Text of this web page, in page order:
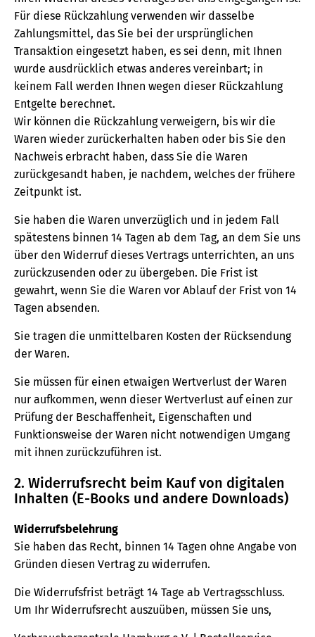
Für diese Rückzahlung verwenden wir dasselbe
Zahlungsmittel, das Sie bei der ursprünglichen
Transaktion eingesetzt haben, es sei denn, mit Ihnen
wurde ausdrücklich etwas anderes vereinbart; in
keinem Fall werden Ihnen wegen dieser Rückzahlung
Entgelte berechnet.
Wir können die Rückzahlung verweigern, bis wir die
Waren wieder zurückerhalten haben oder bis Sie den
Nachweis erbracht haben, dass Sie die Waren
zurückgesandt haben, je nachdem, welches der frühere
Zeitpunkt ist.
Sie haben die Waren unverzüglich und in jedem Fall
spätestens binnen 14 Tagen ab dem Tag, an dem Sie uns
über den Widerruf dieses Vertrags unterrichten, an uns
zurückzusenden oder zu übergeben. Die Frist ist
gewahrt, wenn Sie die Waren vor Ablauf der Frist von 14
Tagen absenden.
Sie tragen die unmittelbaren Kosten der Rücksendung
der Waren.
Sie müssen für einen etwaigen Wertverlust der Waren
nur aufkommen, wenn dieser Wertverlust auf einen zur
Prüfung der Beschaffenheit, Eigenschaften und
Funktionsweise der Waren nicht notwendigen Umgang
mit ihnen zurückzuführen ist.
2. Widerrufsrecht beim Kauf von digitalen
Inhalten (E-Books und andere Downloads)
Widerrufsbelehrung
Sie haben das Recht, binnen 14 Tagen ohne Angabe von
Gründen diesen Vertrag zu widerrufen.
Die Widerrufsfrist beträgt 14 Tage ab Vertragsschluss.
Um Ihr Widerrufsrecht auszuüben, müssen Sie uns,